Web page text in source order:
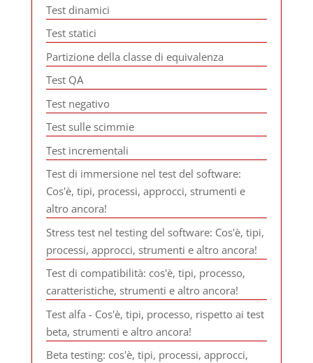
Test dinamici
Test statici
Partizione della classe di equivalenza
Test QA
Test negativo
Test sulle scimmie
Test incrementali
Test di immersione nel test del software:
Cos'è, tipi, processi, approcci, strumenti e
altro ancora!
Stress test nel testing del software: Cos'è, tipi,
processi, approcci, strumenti e altro ancora!
Test di compatibilità: cos'è, tipi, processo,
caratteristiche, strumenti e altro ancora!
Test alfa - Cos'è, tipi, processo, rispetto ai test
beta, strumenti e altro ancora!
Beta testing: cos'è, tipi, processi, approcci,